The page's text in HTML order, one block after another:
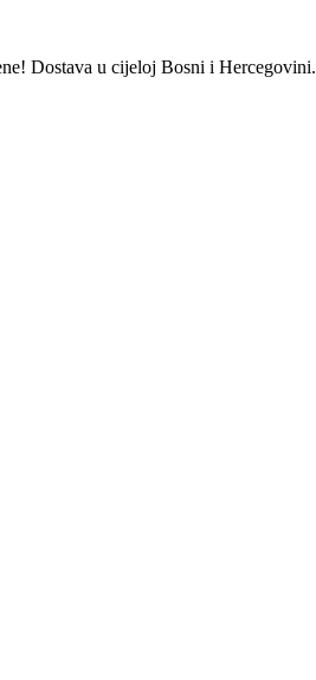
Dostava u cijeloj Bosni i Hercegovini.